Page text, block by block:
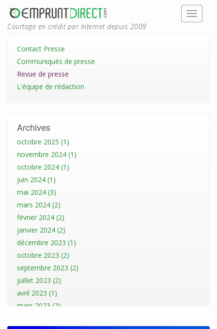
Courtage en crédit par Internet depuis 2009
Contact Presse
Communiqués de presse
Revue de presse
L'équipe de rédaction
Archives
octobre 2025 (1)
novembre 2024 (1)
octobre 2024 (1)
juin 2024 (1)
mai 2024 (3)
mars 2024 (2)
février 2024 (2)
janvier 2024 (2)
décembre 2023 (1)
octobre 2023 (2)
septembre 2023 (2)
juillet 2023 (2)
avril 2023 (1)
mars 2023 (2)